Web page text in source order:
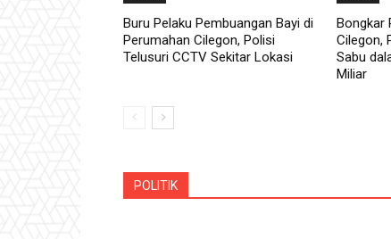
Buru Pelaku Pembuangan Bayi di
Perumahan Cilegon, Polisi
Telusuri CCTV Sekitar Lokasi
Bongkar
Cilegon,
Sabu
Miliar
POLITIK